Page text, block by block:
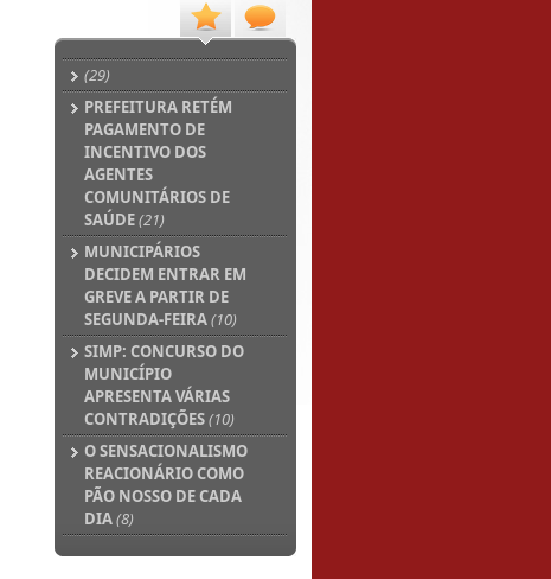
(29)
PREFEITURA RETÉM
PAGAMENTO DE
INCENTIVO DOS
AGENTES
COMUNITÁRIOS DE
SAÚDE(21)
MUNICIPÁRIOS
DECIDEM ENTRAR EM
GREVE A PARTIR DE
SEGUNDA-FEIRA(10)
SIMP: CONCURSO DO
MUNICÍPIO
APRESENTA VÁRIAS
CONTRADIÇÕES(10)
O SENSACIONALISMO
REACIONÁRIO COMO
PÃO NOSSO DE CADA
DIA(8)